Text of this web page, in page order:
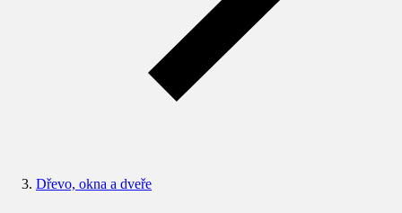
Dřevo, okna a dveře